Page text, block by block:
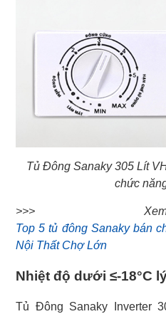
Tủ Đông Sanaky 305 Lít
chức
Top 5 tủ đông Sanaky bán
Nội Thất Chợ Lớn
Nhiệt độ dưới ≤-18°C
Tủ Đông Sanaky Inverter